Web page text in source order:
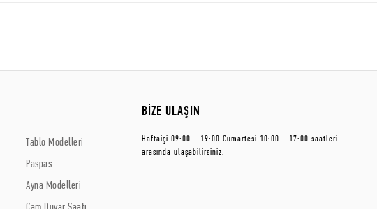
Tablo Modelleri
Paspas
Ayna Modelleri
BİZE ULAŞIN
Haftaiçi 09:00 - 19:00 Cumartesi 10:00 - 17:00 saatleri
arasında ulaşabilirsiniz.